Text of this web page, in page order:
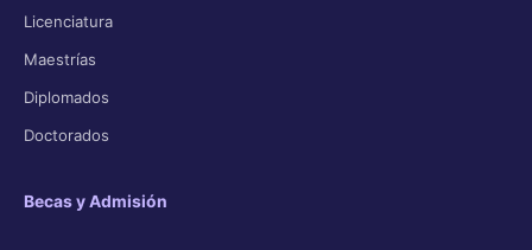
Licenciatura
Maestrías
Diplomados
Doctorados
Becas y Admisión